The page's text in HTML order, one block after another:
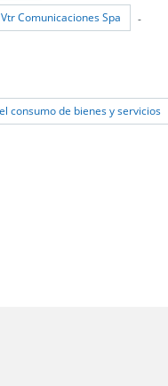
Vtr Comunicaciones Spa -
consumo de bienes y servicios